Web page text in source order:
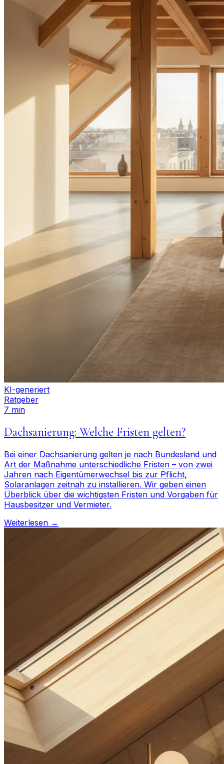
KI-generiert
Ratgeber
7 min
Dachsanierung: Welche Fristen gelten?
Bei einer Dachsanierung gelten je nach Bundesland und
Art der Maßnahme unterschiedliche Fristen – von zwei
Jahren nach Eigentümerwechsel bis zur Pflicht,
Solaranlagen zeitnah zu installieren. Wir geben einen
Überblick über die wichtigsten Fristen und Vorgaben für
Hausbesitzer und Vermieter.
Weiterlesen →